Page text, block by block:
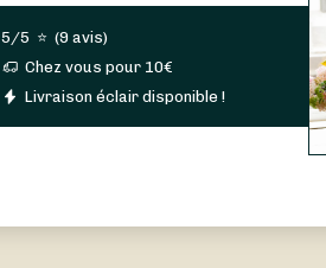
5/5 ⭐ (9 avis)
Chez vous pour 10€
Livraison éclair disponible !